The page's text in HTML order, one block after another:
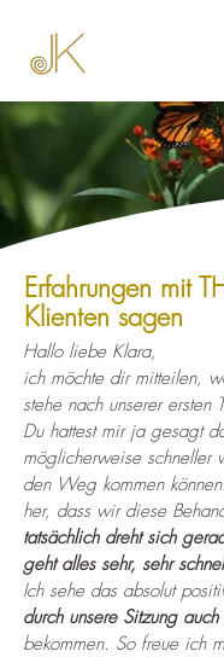
Erfahrungen mit
Klienten sagen
Hallo liebe Klara,
ich möchte dir mitteilen,
stehe nach unserer ersten
Du hattest mir ja gesagt
möglicherweise schneller
den Weg kommen
her, dass wir diese
tatsächlich dreht sich
geht alles sehr, sehr
Ich sehe das absolut
durch unsere Sitzung
bekommen. So freue ich